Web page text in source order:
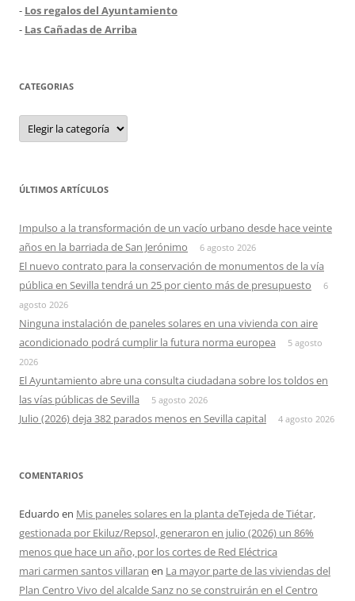
- Los regalos del Ayuntamiento
- Las Cañadas de Arriba
CATEGORIAS
Categorias
ÚLTIMOS ARTÍCULOS
Impulso a la transformación de un vacío urbano desde hace veinte
años en la barriada de San Jerónimo
6 agosto 2026
El nuevo contrato para la conservación de monumentos de la vía
pública en Sevilla tendrá un 25 por ciento más de presupuesto
6
agosto 2026
Ninguna instalación de paneles solares en una vivienda con aire
acondicionado podrá cumplir la futura norma europea
5 agosto
2026
El Ayuntamiento abre una consulta ciudadana sobre los toldos en
las vías públicas de Sevilla
5 agosto 2026
Julio (2026) deja 382 parados menos en Sevilla capital 4 agosto 2026
COMENTARIOS
Eduardo en Mis paneles solares en la planta deTejeda de Tiétar,
gestionada por Ekiluz/Repsol, generaron en julio (2026) un 86%
menos que hace un año, por los cortes de Red Eléctrica
mari carmen santos villaran en La mayor parte de las viviendas del
Plan Centro Vivo del alcalde Sanz no se construirán en el Centro